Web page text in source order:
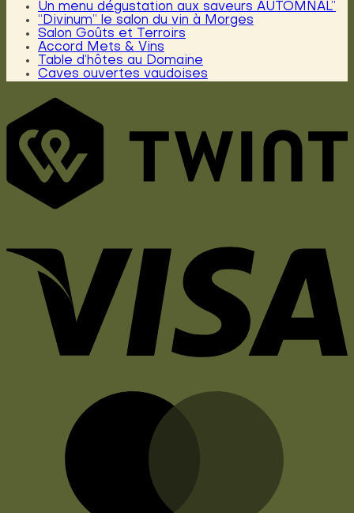
Un menu dégustation aux saveurs AUTOMNAL”
“Divinum” le salon du vin à Morges
Salon Goûts et Terroirs
Accord Mets & Vins
Table d’hôtes au Domaine
Caves ouvertes vaudoises